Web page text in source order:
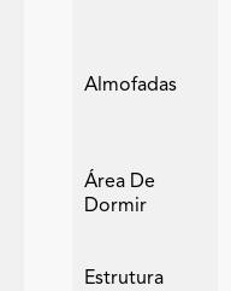
Almofadas
Área De
Dormir
Estrutura